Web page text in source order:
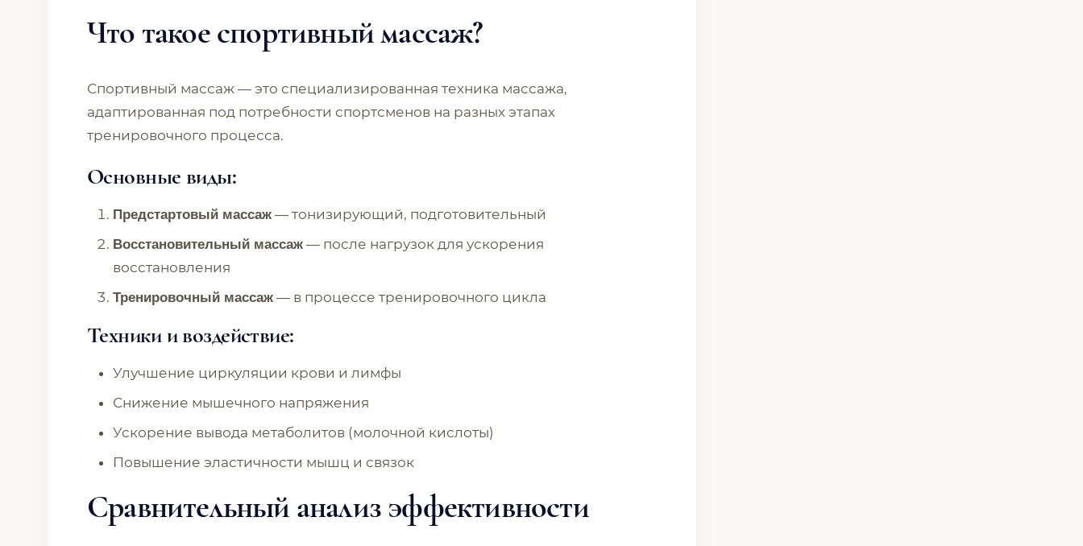
Что такое спортивный массаж?
Спортивный массаж — это специализированная техника массажа,
адаптированная под потребности спортсменов на разных этапах
тренировочного процесса.
Основные виды:
Предстартовый массаж — тонизирующий, подготовительный
Восстановительный массаж — после нагрузок для ускорения
восстановления
Тренировочный массаж — в процессе тренировочного цикла
Техники и воздействие:
Улучшение циркуляции крови и лимфы
Снижение мышечного напряжения
Ускорение вывода метаболитов (молочной кислоты)
Повышение эластичности мышц и связок
Сравнительный анализ эффективности